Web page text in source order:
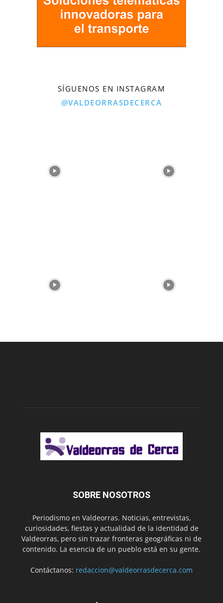
SÍGUENOS EN INSTAGRAM
@VALDEORRASDECERCA
SOBRE NOSOTROS
Periodismo en Valdeorras. Noticias, entrevistas,
curiosidades, fiestas y actualidad de la identidad de
Valdeorras, pero sin trazar fronteras geográficas ni de
contenido. La esencia de un pueblo está en su gente.
Contáctanos: redaccion@valdeorrasdecerca.com